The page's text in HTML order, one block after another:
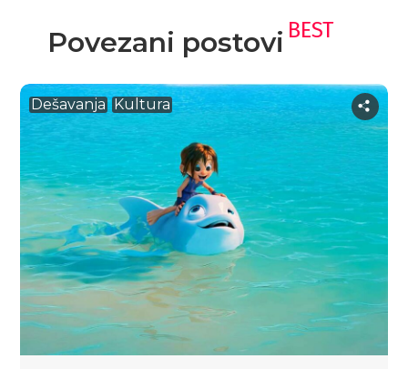
Povezani postovi BEST
Dešavanja Kultura